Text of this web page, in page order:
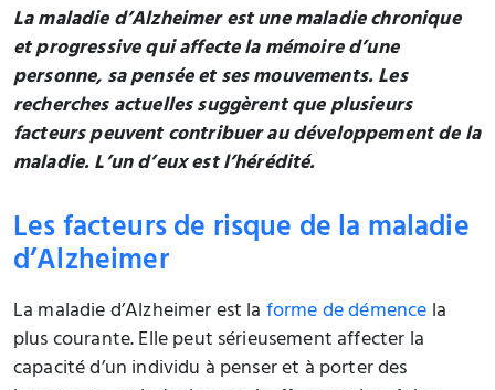
La maladie d’Alzheimer est une maladie chronique
et progressive qui affecte la mémoire d’une
personne, sa pensée et ses mouvements. Les
recherches actuelles suggèrent que plusieurs
facteurs peuvent contribuer au développement de la
maladie. L’un d’eux est l’hérédité.
Les facteurs de risque de la maladie
d’Alzheimer
La maladie d’Alzheimer est laforme de démencela
plus courante. Elle peut sérieusement affecter la
capacité d’un individu à penser et à porter des